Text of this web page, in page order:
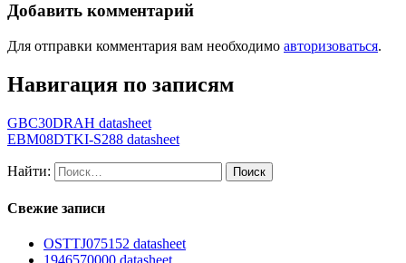
Добавить комментарий
Для отправки комментария вам необходимо авторизоваться.
Навигация по записям
GBC30DRAH datasheet
EBM08DTKI-S288 datasheet
Найти:
Свежие записи
OSTTJ075152 datasheet